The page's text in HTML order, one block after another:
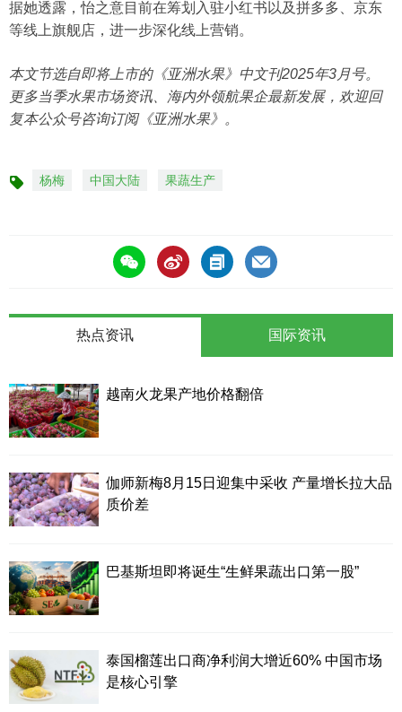
据她透露，怡之意目前在筹划入驻小红书以及拼多多、京东
等线上旗舰店，进一步深化线上营销。
本文节选自即将上市的《亚洲水果》中文刊2025年3月号。
更多当季水果市场资讯、海内外领航果企最新发展，欢迎回
复本公众号咨询订阅《亚洲水果》。
标 杨梅 中国大陆 果蔬生产
热点资讯
越南火龙果产地价格翻倍
伽师新梅8月15日迎集中采收 产量增长拉大品
质价差
巴基斯坦即将诞生“生鲜果蔬出口第一股”
泰国榴莲出口商净利润大增近60% 中国市场
是核心引擎
国际资讯